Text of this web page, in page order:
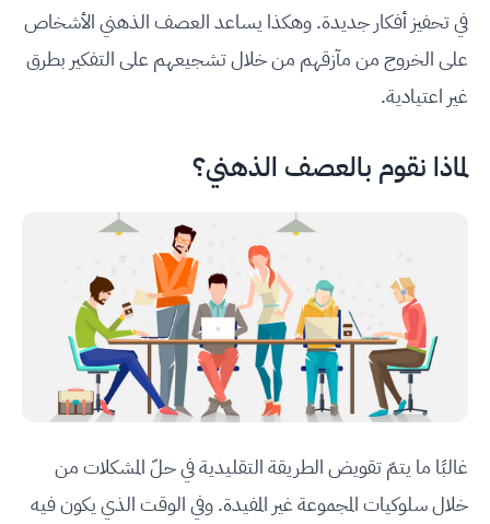
في تحفيز أفكار جديدة. وهكذا يساعد العصف الذهني الأشخاص
على الخروج من مآزقهم من خلال تشجيعهم على التفكير بطرق
غير اعتيادية.
لماذا نقوم بالعصف الذهني؟
غالبًا ما يتمّ تقويض الطريقة التقليدية في حلّ المشكلات من
خلال سلوكيات المجموعة غير المفيدة. وفي الوقت الذي يكون فيه